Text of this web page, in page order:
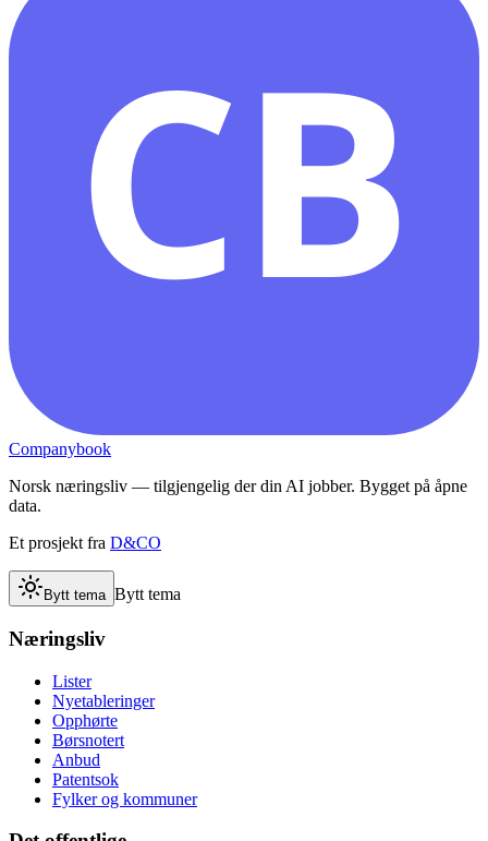
CB
Companybook
Norsk næringsliv — tilgjengelig der din AI jobber. Bygget på åpne
data.
Et prosjekt fra D&CO
Bytt tema Bytt tema
Næringsliv
Lister
Nyetableringer
Opphørte
Børsnotert
Anbud
Patentsok
Fylker og kommuner